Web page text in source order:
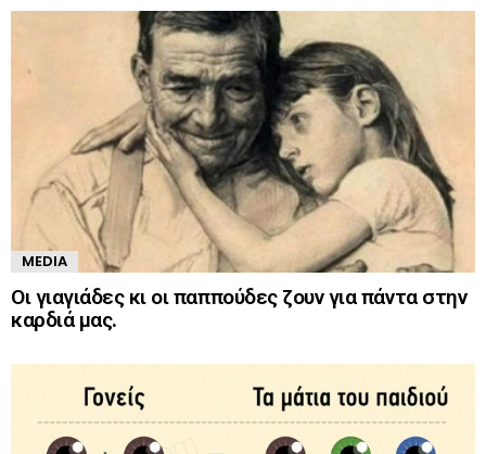
MEDIA
Οι γιαγιάδες κι οι παππούδες ζουν για πάντα στην
καρδιά μας.